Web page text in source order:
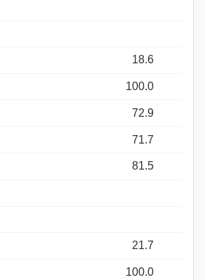
18.6
100.0
72.9
71.7
81.5
21.7
100.0